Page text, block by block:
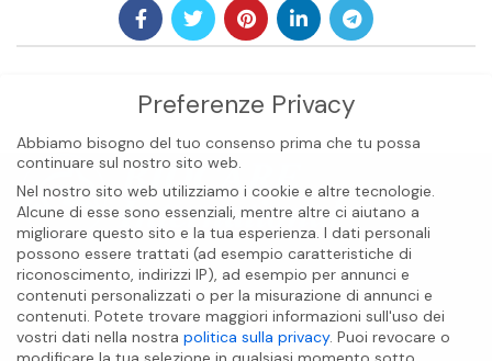
BIOCARE INTERNATIONAL S.A.S
Preferenze Privacy
Abbiamo bisogno del tuo consenso prima che tu possa
continuare sul nostro sito web.
Nel nostro sito web utilizziamo i cookie e altre tecnologie.
Alcune di esse sono essenziali, mentre altre ci aiutano a
migliorare questo sito e la tua esperienza. I dati personali
possono essere trattati (ad esempio caratteristiche di
riconoscimento, indirizzi IP), ad esempio per annunci e
contenuti personalizzati o per la misurazione di annunci e
contenuti. Potete trovare maggiori informazioni sull'uso dei
vostri dati nella nostra politica sulla privacy. Puoi revocare o